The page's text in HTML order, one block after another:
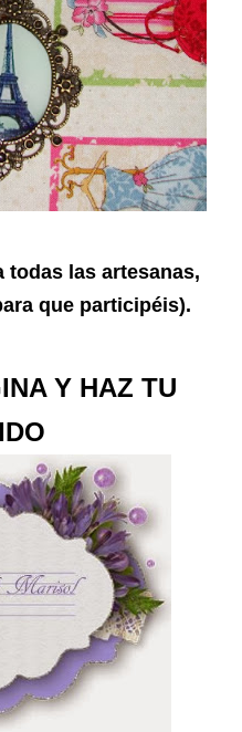
todas las artesanas,
que participéis).
Y HAZ TU